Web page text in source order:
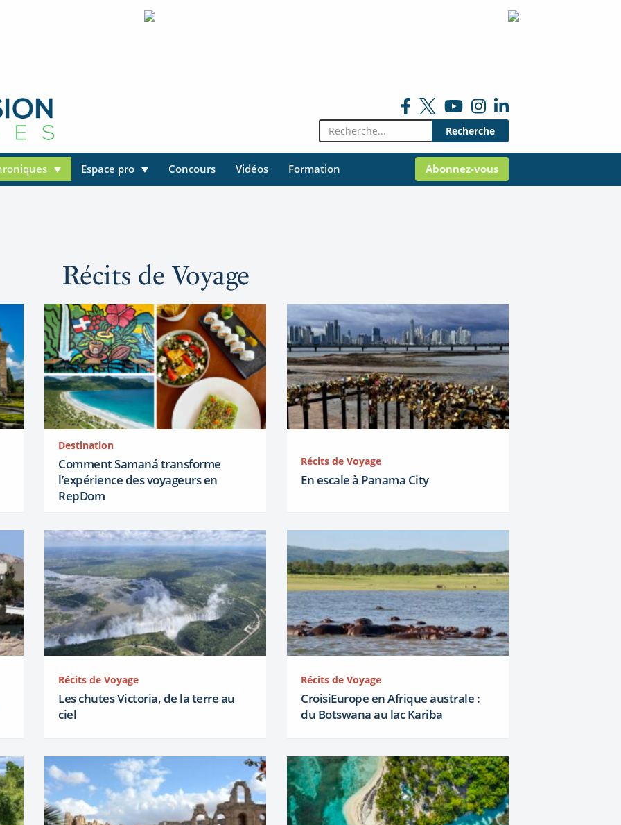
Rechercher:
Espace pro Concours Vidéos Formation Abonnez-vous
Récits de Voyage
Destination
Comment Samaná transforme
l’expérience des voyageurs en
RepDom
Récits de Voyage
En escale à Panama City
Récits de Voyage
Les chutes Victoria, de la terre au
ciel
Récits de Voyage
CroisiEurope en Afrique australe :
du Botswana au lac Kariba